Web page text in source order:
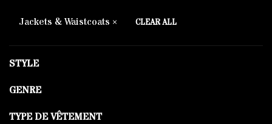
Jackets & Waistcoats CLEAR ALL
STYLE
GENRE
TYPE DE VÊTEMENT